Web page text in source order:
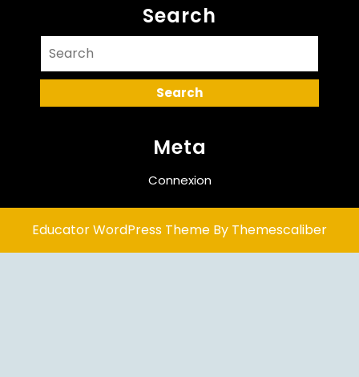
Search
for:
Meta
Connexion
Educator WordPress Theme By Themescaliber